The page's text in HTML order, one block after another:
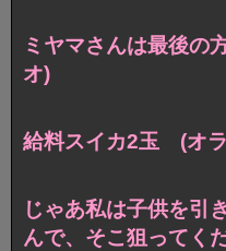
ミヤマさんは最後の
オ)
給料スイカ2玉 (オ
じゃあ私は子供を引
んで、そこ狙ってく